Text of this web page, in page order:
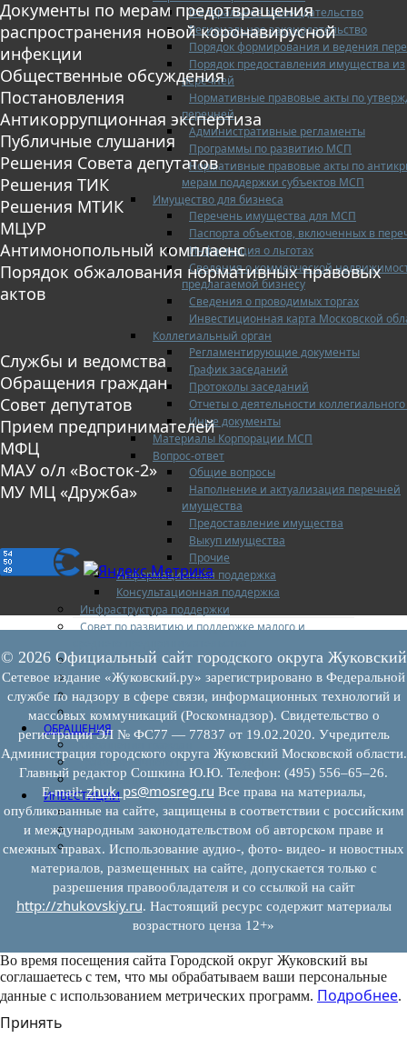
Федеральное законодательство
Региональное законодательство
Порядок формирования и ведения
Порядок предоставления имущества из
перечней
Нормативные правовые акты по
перечней
Административные регламенты
Программы по развитию МСП
Нормативные правовые акты по
мерам поддержки субъектов МСП
Имущество для бизнеса
Перечень имущества для МСП
Паспорта объектов, включенных в
Информация о льготах
Сведения о коммерческой
предлагаемой бизнесу
Сведения о проводимых торгах
Инвестиционная карта Московской
Коллегиальный орган
Регламентирующие документы
График заседаний
Протоколы заседаний
Отчеты о деятельности
Иные документы
Материалы Корпорации МСП
Вопрос-ответ
Общие вопросы
Наполнение и актуализация перечней
имущества
Предоставление имущества
Выкуп имущества
Прочие
Информационная поддержка
Консультационная поддержка
Инфраструктура поддержки
Совет по развитию и поддержке малого и
Контакты
Книга жалоб
Законодательство
Конкурсы
ОБРАЩЕНИЯ
Графики личного приема граждан
Информация
ИНВЕСТИЦИИ
Инвестиционный паспорт
Муниципально-частное партнерство
Новости инвестиций
Документы по мерам предотвращения
распространения новой коронавирусной
инфекции
Общественные обсуждения
Постановления
Антикоррупционная экспертиза
Публичные слушания
Решения Совета депутатов
Решения ТИК
Решения МТИК
МЦУР
Антимонопольный комплаенс
Порядок обжалования нормативных правовых
актов
Службы и ведомства
Обращения граждан
Совет депутатов
Прием предпринимателей
МФЦ
МАУ о/л «Восток-2»
МУ МЦ «Дружба»
© 2026 Официальный сайт городского округа Жуковский
Сетевое издание «Жуковский.ру» зарегистрировано в Федеральной
службе по надзору в сфере связи, информационных технологий и
массовых коммуникаций (Роскомнадзор). Свидетельство о
регистрации ЭЛ № ФС77 — 77837 от 19.02.2020. Учредитель
Администрация городского округа Жуковский Московской области.
Главный редактор Сошкина Ю.Ю. Телефон: (495) 556–65–26.
E‑mail:zhuk_ps@mosreg.ru Все права на материалы,
опубликованные на сайте, защищены в соответствии с российским
и международным законодательством об авторском праве и
смежных правах. Использование аудио-, фото- видео- и новостных
материалов, размещенных на сайте, допускается только с
разрешения правообладателя и со ссылкой на сайт
http://zhukovskiy.ru. Настоящий ресурс содержит материалы
возрастного ценза 12+»
Во время посещения сайта Городской округ Жуковский вы
соглашаетесь с тем, что мы обрабатываем ваши персональные
данные с использованием метрических программ. Подробнее.
Принять